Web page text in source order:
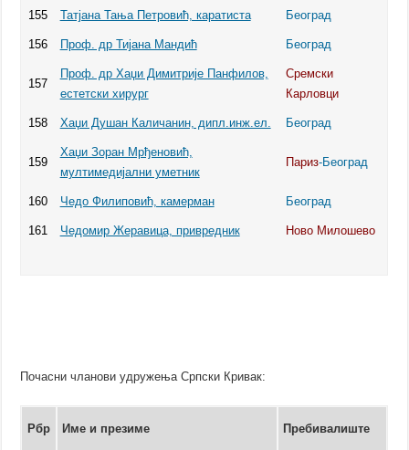
155 Татјана Тања Петровић, каратиста Београд
156 Проф. др Тијана Мандић Београд
157
Проф. др Хаџи Димитрије Панфилов,
естетски хирург
Сремски
Карловци
158 Хаџи Душан Каличанин, дипл.инж.ел. Београд
159
Хаџи Зоран Мрђеновић,
мултимедијални уметник
Париз-Београд
160 Чедо Филиповић, камерман Београд
161 Чедомир Жеравица, привредник Ново Милошево
Почасни чланови удружења Српски Кривак:
Рбр Име и презиме Пребивалиште